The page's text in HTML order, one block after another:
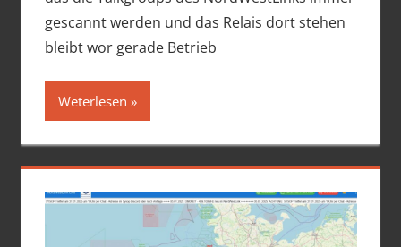
gescannt werden und das Relais dort stehen
bleibt wor gerade Betrieb
Weterlesen